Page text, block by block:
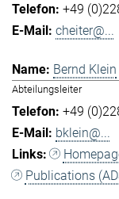
+49
cheiter@...
Bernd Klein
Abteilungsleiter
+49
bklein@...
Publications